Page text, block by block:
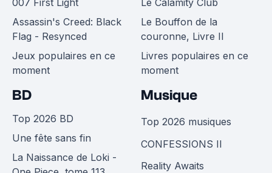
007 First Light
Assassin's Creed: Black
Flag - Resynced
Jeux populaires en ce
moment
Le Calamity Club
Le Bouffon de la
couronne, Livre II
Livres populaires en ce
moment
BD
Top 2026 BD
Une fête sans fin
La Naissance de Loki -
Musique
Top 2026 musiques
CONFESSIONS II
Reality Awaits